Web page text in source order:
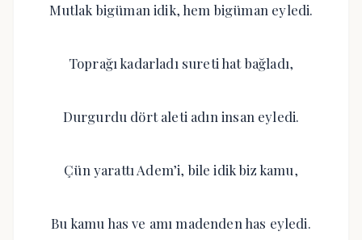
Mutlak bigüman idik, hem bigüman eyledi.
Toprağı kadarladı sureti hat bağladı,
Durgurdu dört aleti adın insan eyledi.
Çün yarattı Adem’i, bile idik biz kamu,
Bu kamu has ve amı madenden has eyledi.